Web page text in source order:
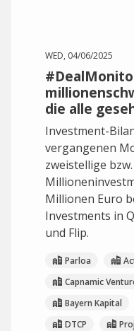
WED, 04/06/2025
die alle
Investment-
vergangenen
zweistellige
Millionen Euro
Investments in
und Flip.
Parloa
Capnamic
Bayern Kapital
DTCP